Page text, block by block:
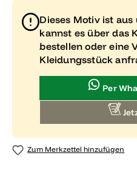
Dieses Motiv ist
kannst es über das
bestellen oder eine
Kleidungsstück
Per
Zum Merkzettel hinzufügen